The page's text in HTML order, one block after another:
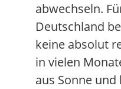
abwechseln.
Deutschland
keine absolut
in vielen
aus Sonne